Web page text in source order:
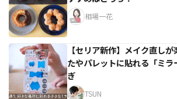
相場一花
【セリア新作】メイク直し
たやパレットに貼れる「ミ
ぎ
TSUN